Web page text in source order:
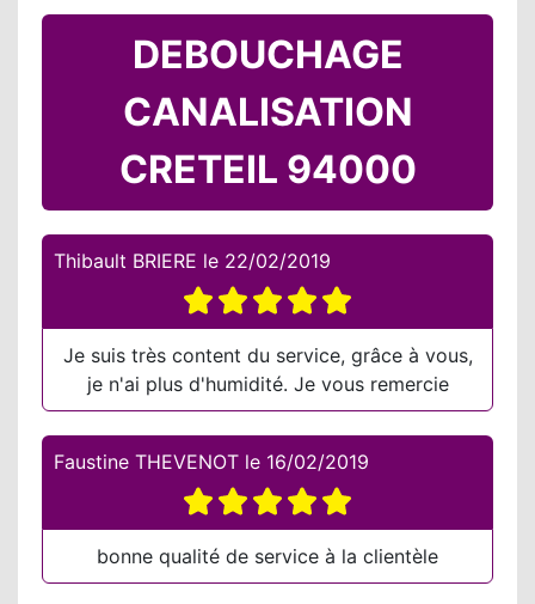
DEBOUCHAGE
CANALISATION
CRETEIL 94000
Thibault BRIERE le 22/02/2019
Je suis très content du service, grâce à vous,
je n'ai plus d'humidité. Je vous remercie
Faustine THEVENOT le 16/02/2019
bonne qualité de service à la clientèle